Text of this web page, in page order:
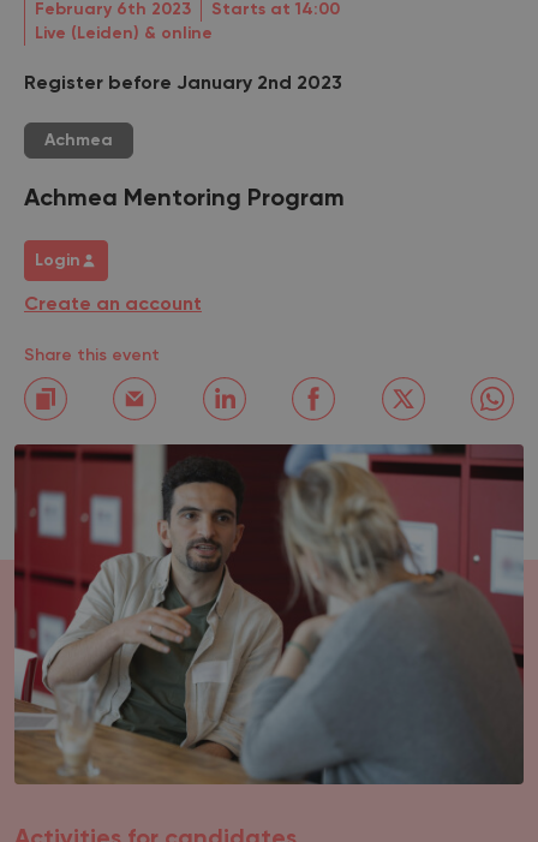
February 6th 2023
Starts at 14:00
Live (Leiden) & online
Register before January 2nd 2023
Achmea
Achmea Mentoring Program
Login
Create an account
Share this event